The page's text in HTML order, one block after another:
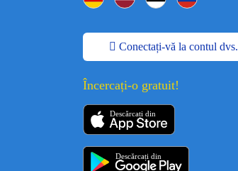
Conectați-vă la contul dvs.
Încercați-o gratuit!
Descărcați din
Descărcați din